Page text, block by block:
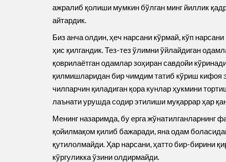
ажралиб қолиши мумкин бўлган минг йиллик
айтардик.
Биз анча олдин, ҳеч нарсани кўрмай, кўп
ҳис қилгандик. Тез-тез ўлимни ўйлайдиган
қоврилаётган одамлар зоҳиран савдойи
қилмишларидан бир чимдим татиб кўриш кифоя
чилпарчин қиладиган қора кунлар ҳукмини
лаънати урушда содир этилиши муқаррар ҳар
Менинг назаримда, бу ерга жўнатилганларнинг
қойилмақом қилиб бажаради, яна одам
қутилолмайди. Ҳар нарсани, ҳатто бир-бирини
кўргуликка ўзини олдирмайди.